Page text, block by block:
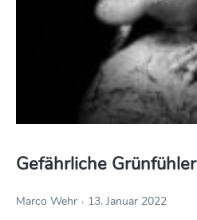
Gefährliche Grünfühler
Marco Wehr 13. Januar 2022